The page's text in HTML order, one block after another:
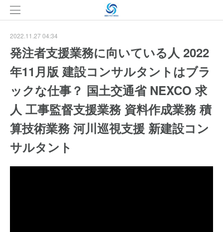
2022.11.27 04:34
発注者支援業務に向いている人 2022
年11月版 建設コンサルタントはブラ
ックな仕事？ 国土交通省 NEXCO 求
人 工事監督支援業務 資料作成業務 積
算技術業務 河川巡視支援 新建設コン
サルタント